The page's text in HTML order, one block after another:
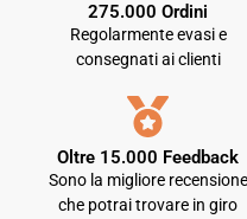
275.000 Ordini
Regolarmente evasi e
consegnati ai clienti
Oltre 15.000 Feedback
Sono la migliore recensione
che potrai trovare in giro